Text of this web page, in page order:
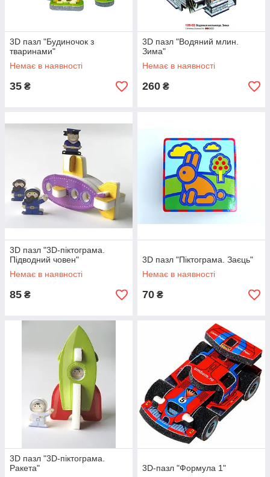
3D пазл "Будиночок з
тваринами"
Немає в наявності
35 ₴
3D пазл "Водяний млин.
Зима"
Немає в наявності
260 ₴
3D пазл "3D-піктограма.
Підводний човен"
Немає в наявності
85 ₴
3D пазл "Піктограма. Заєць"
Немає в наявності
70 ₴
3D пазл "3D-піктограма.
Ракета"
3D-пазл "Формула 1"